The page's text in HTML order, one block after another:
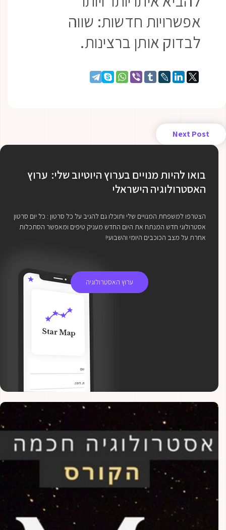
אפשרויות חדשות: שווה
לבדוק אותן ברצינות.
Next Post
בואו להיות מנויים בערוץ היוטיוב שלי: ערוץ
האסטרולוגיה הישראלי
הצטרפו למשפחת המנויים שלי ותוכלו גם להגיב על כל סרטון : כל יום סרטון
אסטרולוגי חדש המנתח את היום החדש מעניק טיפים ומאפשר הסתכלות
אחרת על מצב הכוכבים היומי והשבועי!
ערוץ האסטרולוגיה